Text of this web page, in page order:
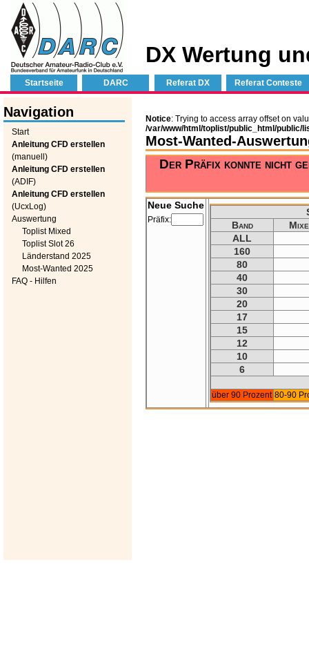
DX Wertung
Startseite DARC Referat DX Referat Conteste
Navigation
Start
Anleitung CFD erstellen
(manuell)
Anleitung CFD erstellen
(ADIF)
Anleitung CFD erstellen
(UcxLog)
Auswertung
Toplist Mixed
Toplist Slot 26
Länderstand 2025
Most-Wanted 2025
FAQ - Hilfen
Notice: Trying to access array offset on
/var/www/html/toplist/public_html/public/
Most-Wanted-
Der Präfix konnte nicht
Neue Suche
Präfix:
Band
ALL
160
80
40
30
20
17
15
12
10
6
über 90 Prozent 80-90